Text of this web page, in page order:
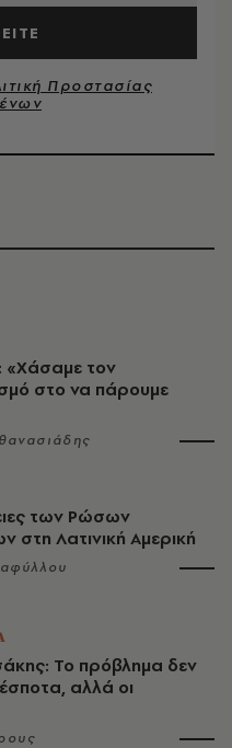
«Χάσαμε τον
στο να πάρουμε
των Ρώσων
στη Λατινική Αμερική
Το πρόβλημα δεν
αλλά οι
Προστασίας